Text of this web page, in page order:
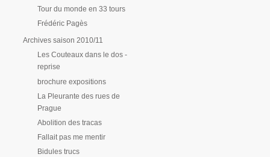
Tour du monde en 33 tours
Frédéric Pagès
Archives saison 2010/11
Les Couteaux dans le dos -
reprise
brochure expositions
La Pleurante des rues de
Prague
Abolition des tracas
Fallait pas me mentir
Bidules trucs